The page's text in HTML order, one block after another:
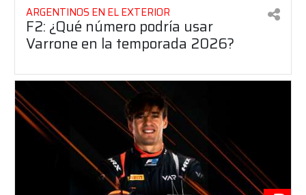
ARGENTINOS EN EL EXTERIOR
F2: ¿Qué número podría usar
Varrone en la temporada 2026?